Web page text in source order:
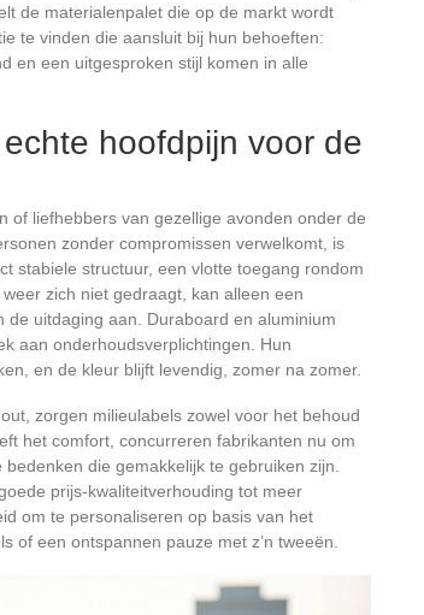
de materialenpalet die op de markt wordt
te vinden die aansluit bij hun behoeften:
en een uitgesproken stijl komen in alle
hoofdpijn voor de
of liefhebbers van gezellige avonden onder de
zonder compromissen verwelkomt, is
stabiele structuur, een vlotte toegang rondom
zich niet gedraagt, kan alleen een
uitdaging aan. Duraboard en aluminium
aan onderhoudsverplichtingen. Hun
en de kleur blijft levendig, zomer na zomer.
zorgen milieulabels zowel voor het behoud
het comfort, concurreren fabrikanten nu om
die gemakkelijk te gebruiken zijn.
prijs-kwaliteitverhouding tot meer
om te personaliseren op basis van het
of een ontspannen pauze met z’n tweeën.